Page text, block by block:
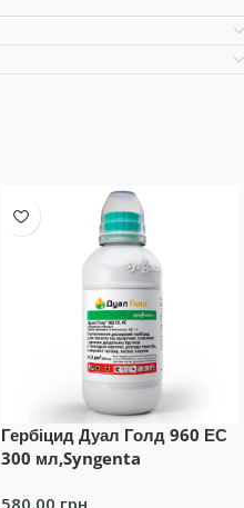
Гербіцид Дуал Голд 960 ЕС
300 мл,Syngenta
580,00 грн